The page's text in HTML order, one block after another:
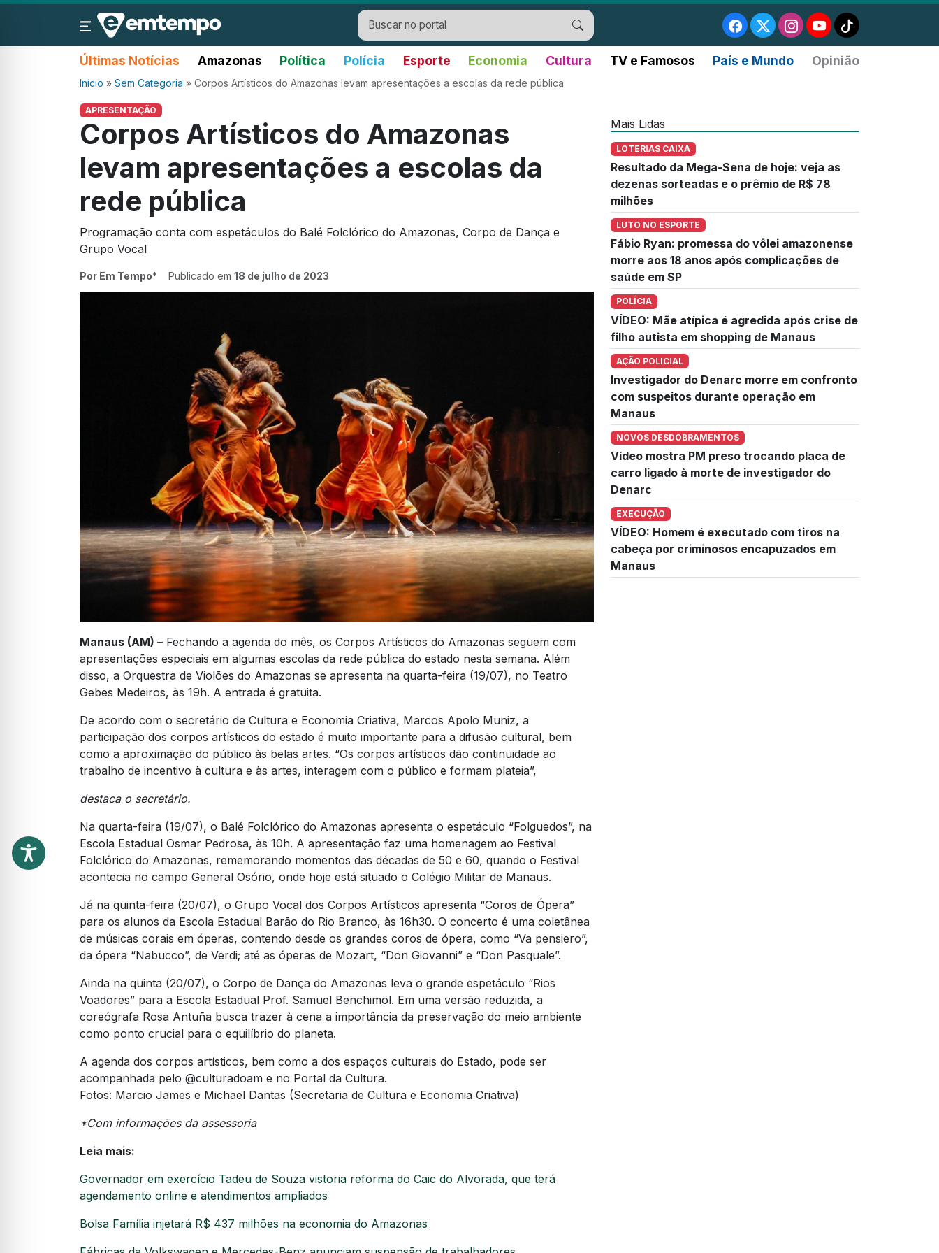
Últimas Notícias Amazonas Política Polícia Esporte Economia Cultura TV e Famosos País e Mundo Opinião
Início » Sem Categoria » Corpos Artísticos do Amazonas levam apresentações a escolas da rede pública
APRESENTAÇÃO
Corpos Artísticos do Amazonas
levam apresentações a escolas da
rede pública
Programação conta com espetáculos do Balé Folclórico do Amazonas, Corpo de Dança e
Grupo Vocal
Por Em Tempo* Publicado em 18 de julho de 2023
Manaus (AM) – Fechando a agenda do mês, os Corpos Artísticos do Amazonas seguem com
apresentações especiais em algumas escolas da rede pública do estado nesta semana. Além
disso, a Orquestra de Violões do Amazonas se apresenta na quarta-feira (19/07), no Teatro
Gebes Medeiros, às 19h. A entrada é gratuita.
De acordo com o secretário de Cultura e Economia Criativa, Marcos Apolo Muniz, a
participação dos corpos artísticos do estado é muito importante para a difusão cultural, bem
como a aproximação do público às belas artes. “Os corpos artísticos dão continuidade ao
trabalho de incentivo à cultura e às artes, interagem com o público e formam plateia”,
destaca o secretário.
Na quarta-feira (19/07), o Balé Folclórico do Amazonas apresenta o espetáculo “Folguedos”, na
Escola Estadual Osmar Pedrosa, às 10h. A apresentação faz uma homenagem ao Festival
Folclórico do Amazonas, rememorando momentos das décadas de 50 e 60, quando o Festival
acontecia no campo General Osório, onde hoje está situado o Colégio Militar de Manaus.
Já na quinta-feira (20/07), o Grupo Vocal dos Corpos Artísticos apresenta “Coros de Ópera”
para os alunos da Escola Estadual Barão do Rio Branco, às 16h30. O concerto é uma coletânea
de músicas corais em óperas, contendo desde os grandes coros de ópera, como “Va pensiero”,
da ópera “Nabucco”, de Verdi; até as óperas de Mozart, “Don Giovanni” e “Don Pasquale”.
Ainda na quinta (20/07), o Corpo de Dança do Amazonas leva o grande espetáculo “Rios
Voadores” para a Escola Estadual Prof. Samuel Benchimol. Em uma versão reduzida, a
coreógrafa Rosa Antuña busca trazer à cena a importância da preservação do meio ambiente
como ponto crucial para o equilíbrio do planeta.
A agenda dos corpos artísticos, bem como a dos espaços culturais do Estado, pode ser
acompanhada pelo @culturadoam e no Portal da Cultura.
Fotos: Marcio James e Michael Dantas (Secretaria de Cultura e Economia Criativa)
*Com informações da assessoria
Leia mais:
Governador em exercício Tadeu de Souza vistoria reforma do Caic do Alvorada, que terá
agendamento online e atendimentos ampliados
Bolsa Família injetará R$ 437 milhões na economia do Amazonas
Mais Lidas
LOTERIAS CAIXA
Resultado da Mega-Sena de hoje: veja as
dezenas sorteadas e o prêmio de R$ 78
milhões
LUTO NO ESPORTE
Fábio Ryan: promessa do vôlei amazonense
morre aos 18 anos após complicações de
saúde em SP
POLÍCIA
VÍDEO: Mãe atípica é agredida após crise de
filho autista em shopping de Manaus
AÇÃO POLICIAL
Investigador do Denarc morre em confronto
com suspeitos durante operação em
Manaus
NOVOS DESDOBRAMENTOS
Vídeo mostra PM preso trocando placa de
carro ligado à morte de investigador do
Denarc
EXECUÇÃO
VÍDEO: Homem é executado com tiros na
cabeça por criminosos encapuzados em
Manaus